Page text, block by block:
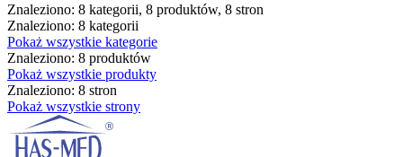
Znaleziono: 8 kategorii, 8 produktów, 8 stron
Znaleziono: 8 kategorii
Pokaż wszystkie kategorie
Znaleziono: 8 produktów
Pokaż wszystkie produkty
Znaleziono: 8 stron
Pokaż wszystkie strony